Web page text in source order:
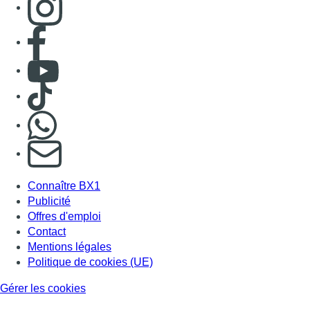
Consulter page Facebook
Consulter Youtube
Consulter TikTok
S'abonner à notre newsletter
Connaître BX1
Publicité
Offres d'emploi
Contact
Mentions légales
Politique de cookies (UE)
Gérer les cookies